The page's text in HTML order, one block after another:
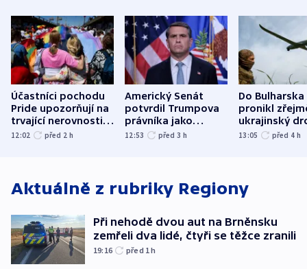
Účastníci pochodu
Pride upozorňují na
trvající nerovnosti i
společenskou
12:02 před 2 h
Americký Senát
potvrdil Trumpova
právníka jako
ministra
12:53 před 3 h
Do Bulharska
pronikl
ukrajinský
explodoval
13:05 před 4 h
Aktuálně z rubriky Regiony
Při nehodě dvou aut na Brněnsku
zemřeli dva lidé, čtyři se těžce zranili
19:16 před 1h